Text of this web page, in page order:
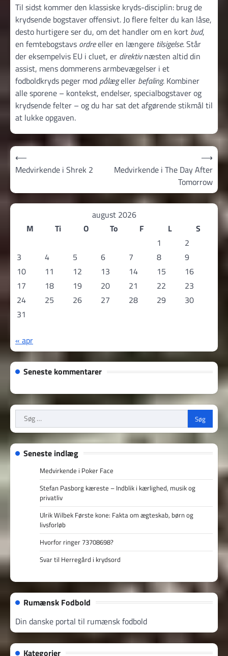
Til sidst kommer den klassiske kryds-disciplin: brug de
krydsende bogstaver offensivt. Jo flere felter du kan låse,
desto hurtigere ser du, om det handler om en kort bud,
en femtebogstavs ordreeller en længere tilsigelse. Står
der eksempelvis EU i cluet, er direktivnæsten altid din
assist, mens dommerens armbevægelser i et
fodboldkryds peger mod pålægeller befaling. Kombiner
alle sporene – kontekst, endelser, specialbogstaver og
krydsende felter – og du har sat det afgørende stikmål til
at lukke opgaven.
Indlægsnavigation
⟵
Medvirkende i Shrek 2
Medvirkende i The Day After
Tomorrow
⟶
august 2026
M
Ti O To F L
S
1
2
3
4 5 6 7 8
9
10
11 12 13 14 15
16
17
18 19 20 21 22
23
24
25 26 27 28 29
30
31
« apr
Seneste kommentarer
Søg
efter:
Seneste indlæg
Medvirkende i Poker Face
Stefan Pasborg kæreste – Indblik i kærlighed, musik og
privatliv
Ulrik Wilbek Første kone: Fakta om ægteskab, børn og
livsforløb
Hvorfor ringer 73708698?
Svar til Herregård i krydsord
Rumænsk Fodbold
Din danske portal til rumænsk fodbold
Kategorier